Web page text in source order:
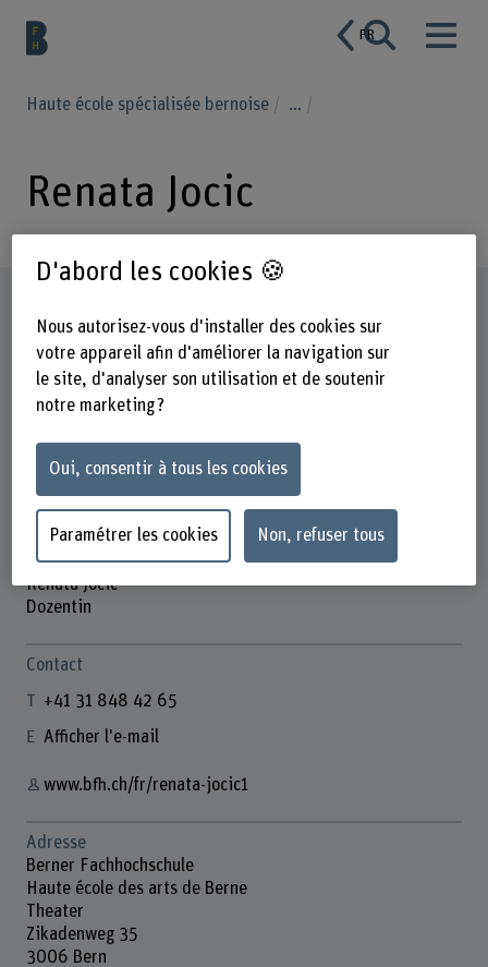
FR
Haute école spécialisée bernoise ...
Renata Jocic
Renata Jocic
Dozentin
Contact
+41 31 848 42 65
Afficher l'e-mail
www.bfh.ch/fr/renata-jocic1
Adresse
Berner Fachhochschule
Haute école des arts de Berne
Theater
Zikadenweg 35
3006 Bern
D'abord les cookies 🍪
Nous autorisez-vous d'installer des cookies sur
votre appareil afin d'améliorer la navigation sur
le site, d'analyser son utilisation et de soutenir
notre marketing ?
Oui, consentir à tous les cookies
Paramétrer les cookies Non, refuser tous